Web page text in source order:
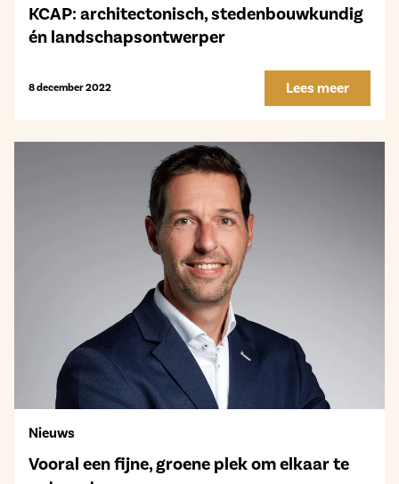
KCAP: architectonisch, stedenbouwkundig
én landschapsontwerper
8 december 2022 Lees meer
Nieuws
Vooral een fijne, groene plek om elkaar te